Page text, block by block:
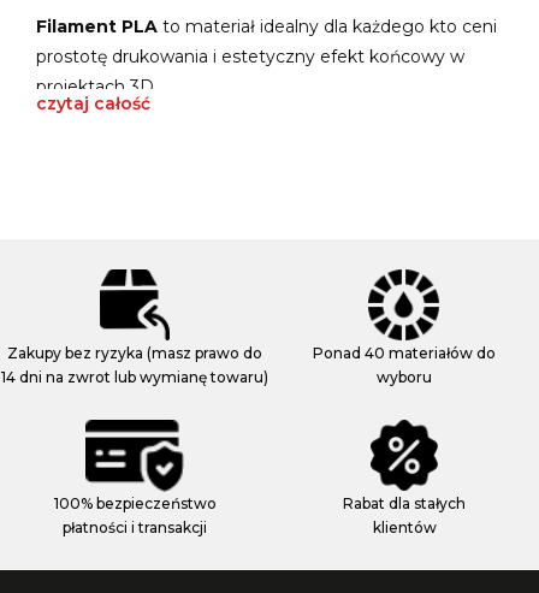
Filament PLA to materiał idealny dla każdego kto ceni
prostotę drukowania i estetyczny efekt końcowy w
projektach 3D.
czytaj całość
Zakupy bez ryzyka (masz prawo do
14 dni na zwrot lub wymianę towaru)
Ponad 40 materiałów do
wyboru
100% bezpieczeństwo
płatności i transakcji
Rabat dla stałych
klientów